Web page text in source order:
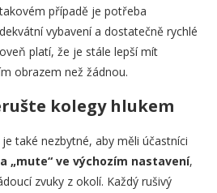
případě je potřeba
vybavení a dostatečně rychlé
platí, že je stále lepší mít
obrazem než žádnou.
kolegy hlukem
také nezbytné, aby měli účastníci
„mute“ ve výchozím nastavení,
zvuky z okolí. Každý rušivý